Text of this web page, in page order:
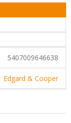
5407009646638
Edgard & Cooper